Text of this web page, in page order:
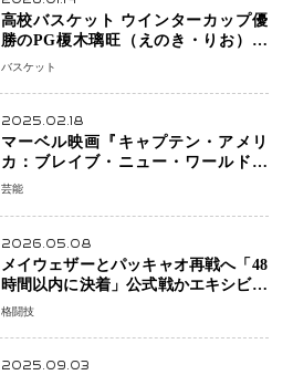
高校バスケット ウインターカップ優
勝のPG榎木璃旺（えのき・りお）が
プロの現場へ―。
バスケット
2025.02.18
マーベル映画『キャプテン・アメリ
カ：ブレイブ・ニュー・ワールド』
新ブラック・ウィドウ役のシラ・ハー
芸能
2026.05.08
メイウェザーとパッキャオ再戦へ「48
時間以内に決着」公式戦かエキシビシ
ョンか混迷続く
格闘技
2025.09.03